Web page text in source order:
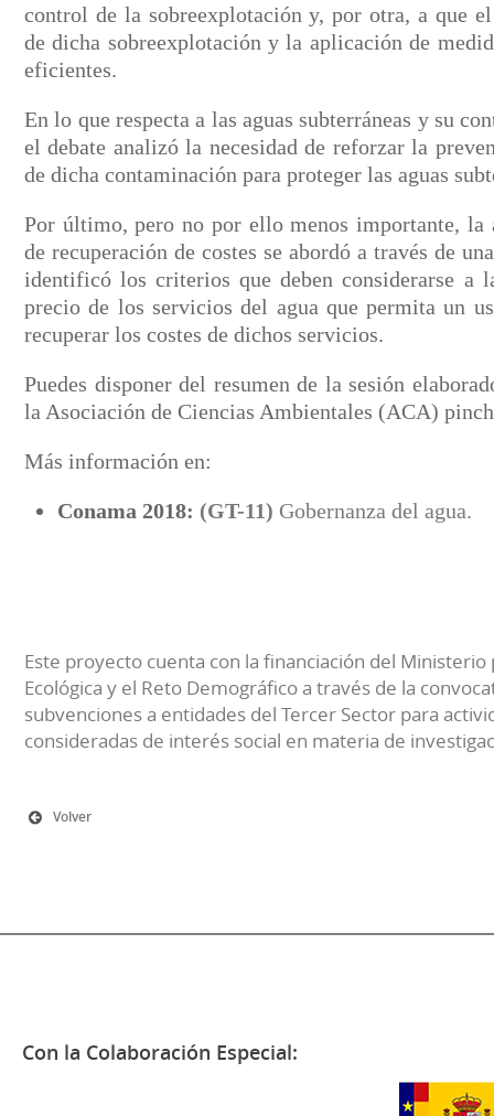
control de la sobreexplotación y, por otra, a que
de dicha sobreexplotación y la aplicación de
eficientes.
En lo que respecta a las aguas subterráneas y su
el debate analizó la necesidad de reforzar la
de dicha contaminación para proteger las aguas
Por último, pero no por ello menos importante,
de recuperación de costes se abordó a través de
identificó los criterios que deben considerarse a
precio de los servicios del agua que permita un
recuperar los costes de dichos servicios.
Puedes disponer del resumen de la sesión
la Asociación de Ciencias Ambientales (ACA)
Más información en:
Conama 2018: (GT-11) Gobernanza del agua.
Este proyecto cuenta con la financiación del Ministerio
Ecológica y el Reto Demográfico a través de la
subvenciones a entidades del Tercer Sector para
consideradas de interés social en materia de
Volver
Con la Colaboración Especial: